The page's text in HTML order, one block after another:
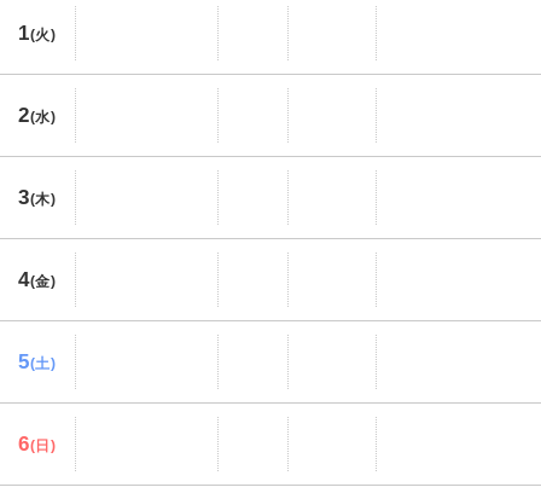
1(火)
2(水)
3(木)
4(金)
5(土)
6(日)